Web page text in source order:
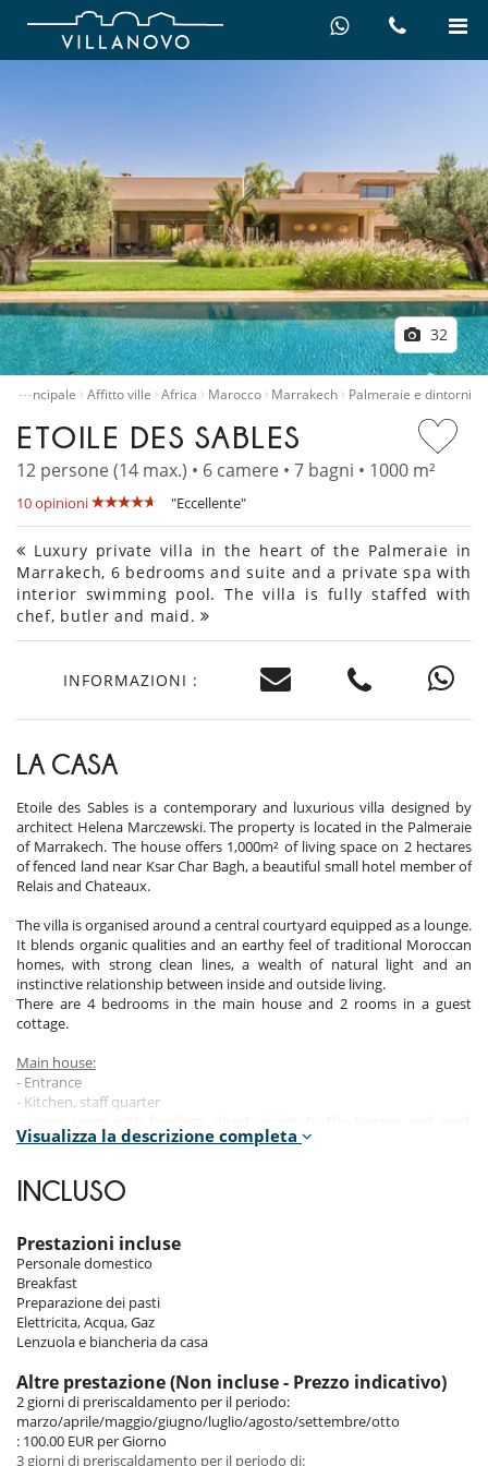
32
…
principale Affitto ville Africa Marocco Marrakech Palmeraie e dintorni
ETOILE DES SABLES
12 persone (14 max.) • 6 camere • 7 bagni • 1000 m²
10 opinioni "Eccellente"
Luxury private villa in the heart of the Palmeraie in
Marrakech, 6 bedrooms and suite and a private spa with
interior swimming pool. The villa is fully staffed with
chef, butler and maid.
INFORMAZIONI :
LA CASA
Etoile des Sables is a contemporary and luxurious villa designed by
architect Helena Marczewski. The property is located in the Palmeraie
of Marrakech. The house offers 1,000m² of living space on 2 hectares
of fenced land near Ksar Char Bagh, a beautiful small hotel member of
Relais and Chateaux.
The villa is organised around a central courtyard equipped as a lounge.
It blends organic qualities and an earthy feel of traditional Moroccan
homes, with strong clean lines, a wealth of natural light and an
instinctive relationship between inside and outside living.
There are 4 bedrooms in the main house and 2 rooms in a guest
cottage.
Main house:
- Entrance
- Kitchen, staff quarter
access to the courtyard
- TV room (satellite and CanalSat)
12 people
-Bedroom 1:
king size bed, air conditioning
-Bedroom 2:ground floor, queen size bed, bathroom with shower, air
conditioning
bath), air conditioning
- Bedroom 4:ground floor, king size bed, bathroom (shower and
bath), air conditioning
- Spa area including a hammam, massage room and indoor heated
Visualizza la descrizione completa
INCLUSO
Prestazioni incluse
Personale domestico
Breakfast
Preparazione dei pasti
Elettricita, Acqua, Gaz
Lenzuola e biancheria da casa
Altre prestazione (Non incluse - Prezzo indicativo)
2 giorni di preriscaldamento per il periodo:
marzo/aprile/maggio/giugno/luglio/agosto/settembre/otto
: 100.00 EUR per Giorno
3 giorni di preriscaldamento per il periodo di: